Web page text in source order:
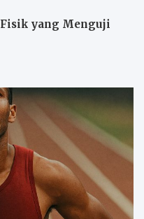
yang Menguji